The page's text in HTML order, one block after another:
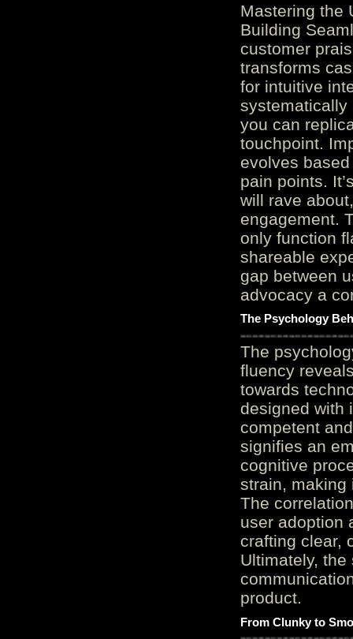
Mastering the
Building
customer
transforms
for intuitive
systematically
you can
touchpoint.
evolves
pain points.
will rave
engagement.
only function
shareable
gap between
advocacy a
The Psychology
The
fluency
towards
designed with
competent
signifies an
cognitive
strain, making
The
user adoption
crafting clear,
Ultimately,
product.
From Clunky to